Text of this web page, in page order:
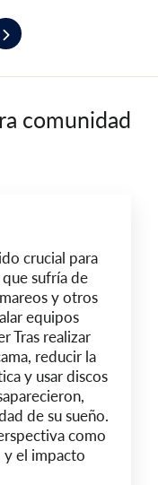
Próximo
comunidad
crucial para
sufría de
y otros
equipos
Tras realizar
reducir la
y usar discos
de su sueño.
como
y el impacto